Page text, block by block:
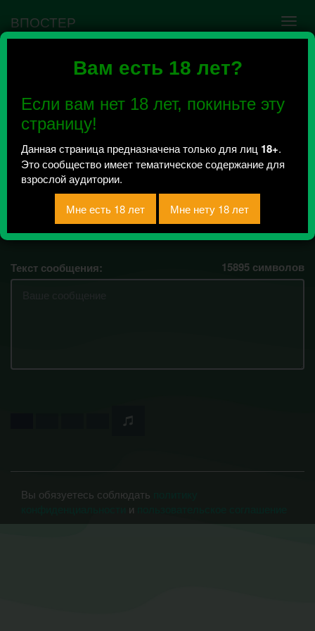
Вам есть 18 лет?
Если вам нет 18 лет, покиньте эту
страницу!
Данная страница предназначена только для лиц 18+.
Это сообщество имеет тематическое содержание для
взрослой аудитории.
ВПОСТЕР
Ошибка VK API #5
сообщества нужно авторизоваться на сервисе
повторно.
Srach KMS | +18
Всего 505, за сегодня 2 сообщения
отправлено.
Текст сообщения: 15895 символов
Вы обязуетесь соблюдать
и